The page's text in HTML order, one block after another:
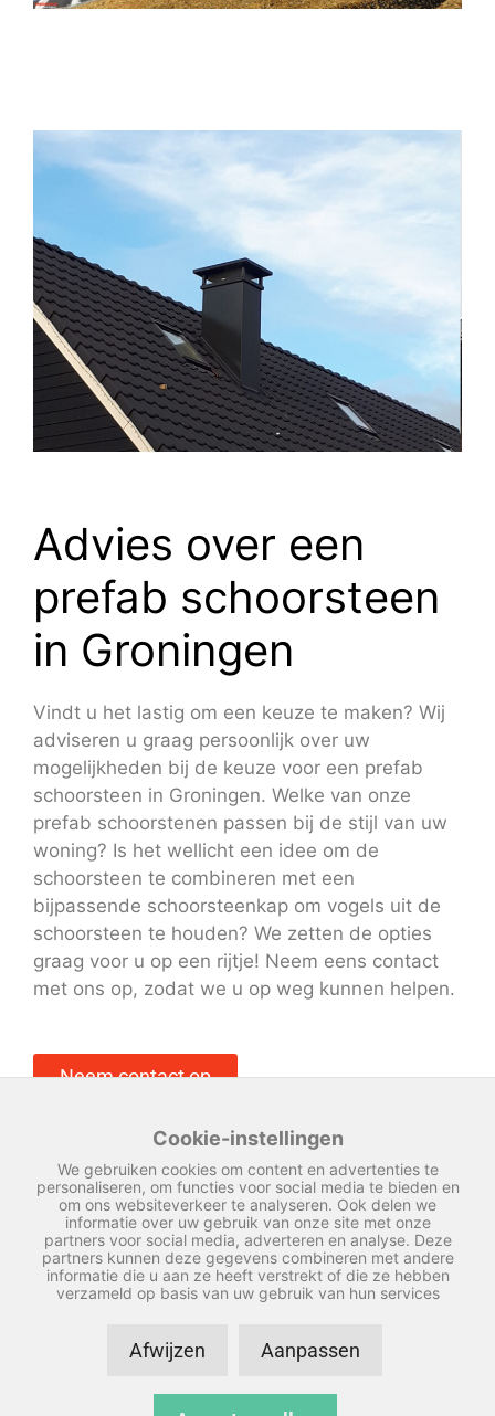
Advies over een
prefab schoorsteen
in Groningen
Vindt u het lastig om een keuze te maken? Wij
adviseren u graag persoonlijk over uw
mogelijkheden bij de keuze voor een prefab
schoorsteen in Groningen. Welke van onze
prefab schoorstenen passen bij de stijl van uw
woning? Is het wellicht een idee om de
schoorsteen te combineren met een
bijpassende schoorsteenkap om vogels uit de
schoorsteen te houden? We zetten de opties
graag voor u op een rijtje! Neem eens contact
met ons op, zodat we u op weg kunnen helpen.
Neem contact op
Cookie-instellingen
We gebruiken cookies om content en advertenties te
personaliseren, om functies voor social media te bieden en
om ons websiteverkeer te analyseren. Ook delen we
informatie over uw gebruik van onze site met onze
partners voor social media, adverteren en analyse. Deze
partners kunnen deze gegevens combineren met andere
informatie die u aan ze heeft verstrekt of die ze hebben
verzameld op basis van uw gebruik van hun services
Afwijzen Aanpassen